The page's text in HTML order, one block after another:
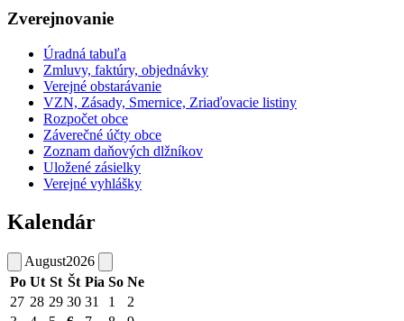
Zverejnovanie
Úradná tabuľa
Zmluvy, faktúry, objednávky
Verejné obstarávanie
VZN, Zásady, Smernice, Zriaďovacie listiny
Rozpočet obce
Záverečné účty obce
Zoznam daňových dlžníkov
Uložené zásielky
Verejné vyhlášky
Kalendár
August2026
Po Ut St Št Pia So Ne
27 28 29 30 31 1
2